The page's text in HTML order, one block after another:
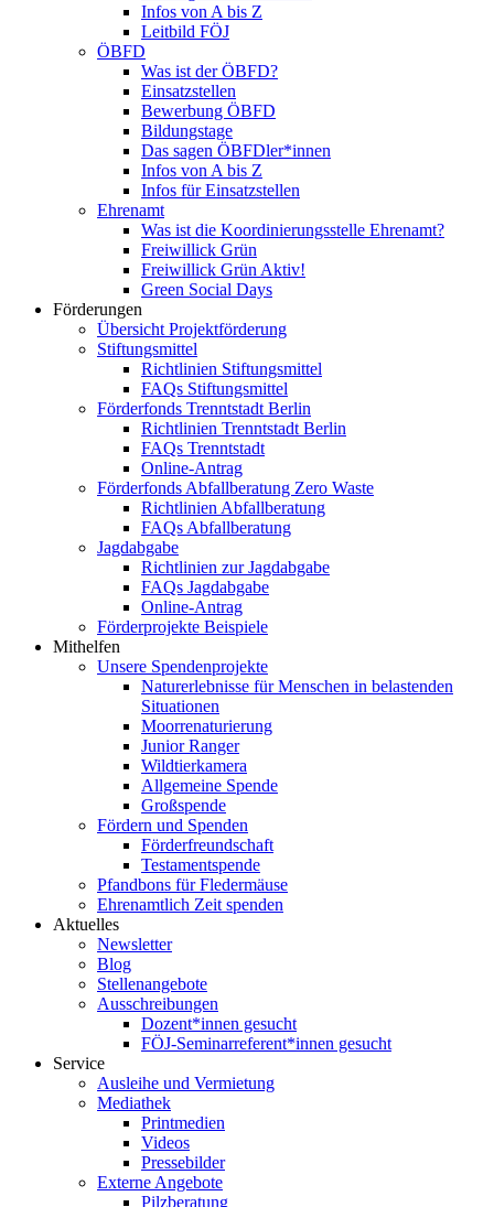
Infos von A bis Z
Leitbild FÖJ
ÖBFD
Was ist der ÖBFD?
Einsatzstellen
Bewerbung ÖBFD
Bildungstage
Das sagen ÖBFDler*innen
Infos von A bis Z
Infos für Einsatzstellen
Ehrenamt
Was ist die Koordinierungsstelle Ehrenamt?
Freiwillick Grün
Freiwillick Grün Aktiv!
Green Social Days
Förderungen
Übersicht Projektförderung
Stiftungsmittel
Richtlinien Stiftungsmittel
FAQs Stiftungsmittel
Förderfonds Trenntstadt Berlin
Richtlinien Trenntstadt Berlin
FAQs Trenntstadt
Online-Antrag
Förderfonds Abfallberatung Zero Waste
Richtlinien Abfallberatung
FAQs Abfallberatung
Jagdabgabe
Richtlinien zur Jagdabgabe
FAQs Jagdabgabe
Online-Antrag
Förderprojekte Beispiele
Mithelfen
Unsere Spendenprojekte
Naturerlebnisse für Menschen in belastenden
Situationen
Moorrenaturierung
Junior Ranger
Wildtierkamera
Allgemeine Spende
Großspende
Fördern und Spenden
Förderfreundschaft
Testamentspende
Pfandbons für Fledermäuse
Ehrenamtlich Zeit spenden
Aktuelles
Newsletter
Blog
Stellenangebote
Ausschreibungen
Dozent*innen gesucht
FÖJ-Seminarreferent*innen gesucht
Service
Ausleihe und Vermietung
Mediathek
Printmedien
Videos
Pressebilder
Externe Angebote
Pilzberatung